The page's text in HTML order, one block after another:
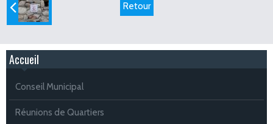
Retour
Accueil
Conseil Municipal
Réunions de Quartiers